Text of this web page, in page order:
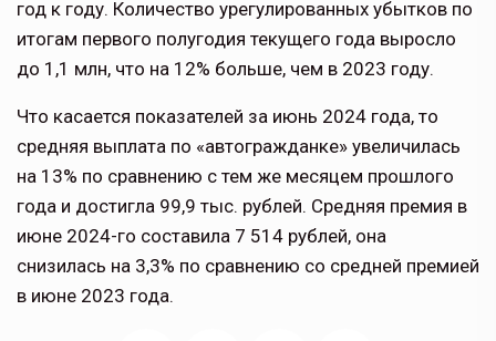
год к году. Количество урегулированных убытков по
итогам первого полугодия текущего года выросло
до 1,1 млн, что на 12% больше, чем в 2023 году.
Что касается показателей за июнь 2024 года, то
средняя выплата по «автогражданке» увеличилась
на 13% по сравнению с тем же месяцем прошлого
года и достигла 99,9 тыс. рублей. Средняя премия в
июне 2024-го составила 7 514 рублей, она
снизилась на 3,3% по сравнению со средней премией
в июне 2023 года.